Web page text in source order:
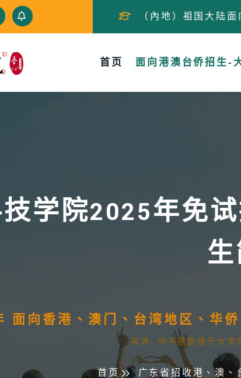
（內地）祖国大陆
首页 面向港澳台侨招生-
学院2025年免
面向香港、澳门、台湾地区、华
来源: 中书院整理于大
首页 广东省招收港、澳